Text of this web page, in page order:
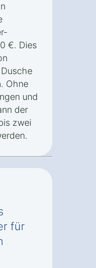
€. Dies
Ohne
und
der
zwei
für